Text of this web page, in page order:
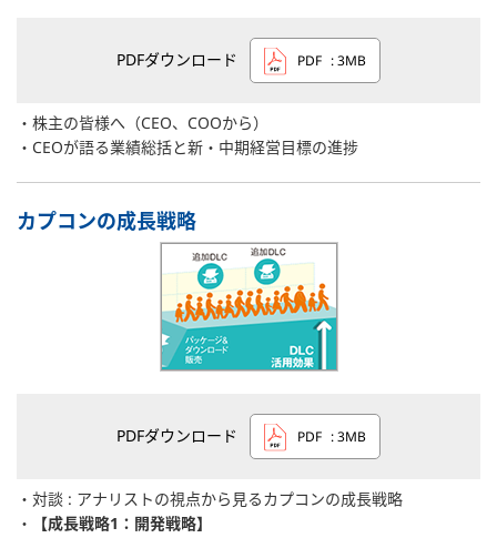
PDFダウンロード PDF : 3MB
株主の皆様へ（CEO、COOから）
CEOが語る業績総括と新・中期経営目標の進捗
カプコンの成長戦略
PDFダウンロード PDF : 3MB
対談 : アナリストの視点から見るカプコンの成長戦略
【成長戦略1：開発戦略】